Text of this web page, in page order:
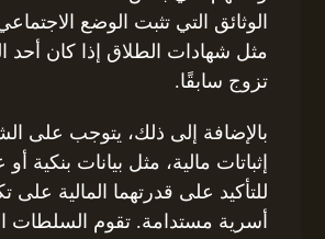
الوثائق التي تثبت الوضع
مثل شهادات الطلاق إذا كان أحد
تزوج سابقًا.
بالإضافة إلى ذلك، يتوجب على
إثباتات مالية، مثل بيانات بنكية
للتأكيد على قدرتهما المالية على
أسرية مستدامة. تقوم السلطات